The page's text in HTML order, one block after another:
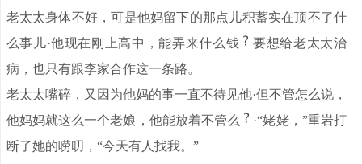
老太太身体不好，可是他妈留下的那点儿积蓄实在顶不了什
么事儿·他现在刚上高中，能弄来什么钱
要想给老太太治
病，也只有跟李家合作这一条路。
老太太嘴碎，又因为他妈的事一直不待见他·但不管怎么说，
他妈妈就这么一个老娘，他能放着不管么
·“姥姥，”重岩打
断了她的唠叨，“今天有人找我。”